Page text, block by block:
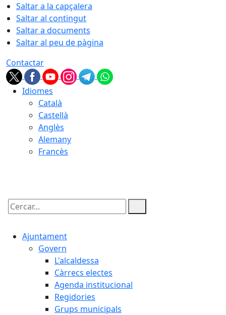
Saltar a la capçalera
Saltar al contingut
Saltar a documents
Saltar al peu de pàgina
Contactar
Idiomes
Català
Castellà
Anglès
Alemany
Francès
Cercar:
Ajuntament
Govern
L'alcaldessa
Càrrecs electes
Agenda institucional
Regidories
Grups municipals